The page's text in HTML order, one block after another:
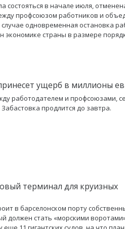
состояться в начале июля,
профсоюзом работников и
одновременная остановка
экономике страны в размере
ущерб в миллионы
работодателем и профсоюзами,
продлится до завтра.
терминал для круизных
в барселонском порту
должен стать «морскими